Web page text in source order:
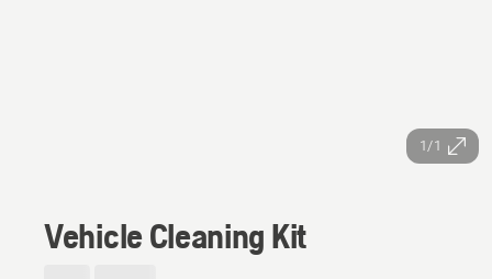
1/1
Vehicle Cleaning Kit